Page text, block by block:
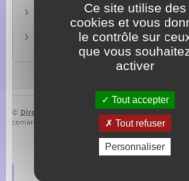
Carte grise (certificat
Transports – Mobilité
Permis de conduire
Transports – Mobilité
© Direction de l’information légale et
comarquage developpé par
baseo.io
Ce site utilise des
cookies et vous
le contrôle sur
que vous
activer
Tout accepter
Tout refuser
Personnaliser